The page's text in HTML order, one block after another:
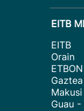
EITB
EITB
Orain
ETBON
Gaztea
Makusi
Guau -